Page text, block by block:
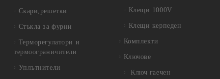
Скари,решетки
Стъкла за фурни
Терморегулатори и
термоограничители
Уплътнители
Клещи 1000V
Клещи керпеден
Комплекти
Ключове
Ключ гаечен